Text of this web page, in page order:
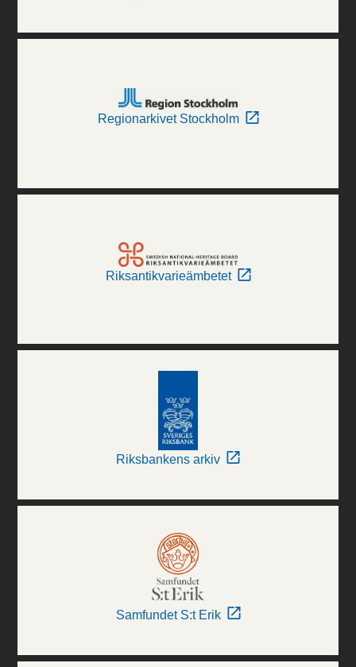
Regionarkivet Stockholm
Riksantikvarieämbetet
Riksbankens arkiv
Samfundet S:t Erik